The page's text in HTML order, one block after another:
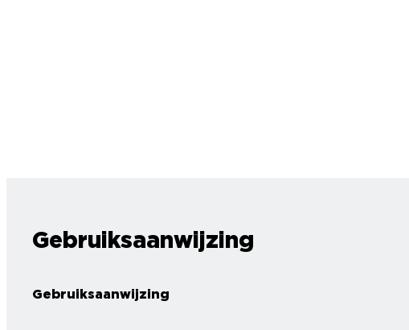
Gebruiksaanwijzing
Gebruiksaanwijzing